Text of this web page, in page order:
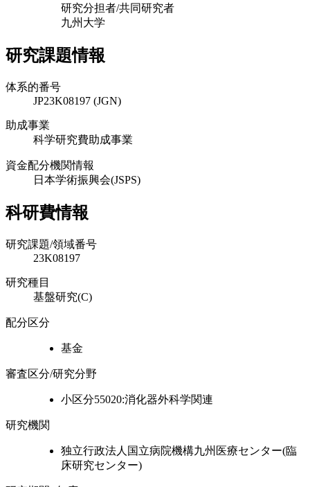
研究分担者/共同研究者
九州大学
研究課題情報
体系的番号
JP23K08197 (JGN)
助成事業
科学研究費助成事業
資金配分機関情報
日本学術振興会(JSPS)
科研費情報
研究課題/領域番号
23K08197
研究種目
基盤研究(C)
配分区分
基金
審査区分/研究分野
小区分55020:消化器外科学関連
研究機関
独立行政法人国立病院機構九州医療センター(臨
床研究センター)